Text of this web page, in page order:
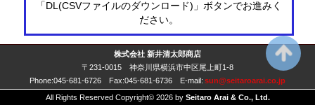
「DL(CSVファイルのダウンロード)」ボタンでお進みく
ださい。
株式会社 新井清太郎商店
〒231-0015 神奈川県横浜市中区尾上町1-8
Phone:045-681-6726 Fax:045-681-6736 E-mail: sun@seitaroarai.co.jp
All Rights Reserved Copyright© 2026 by Seitaro Arai & Co., Ltd.